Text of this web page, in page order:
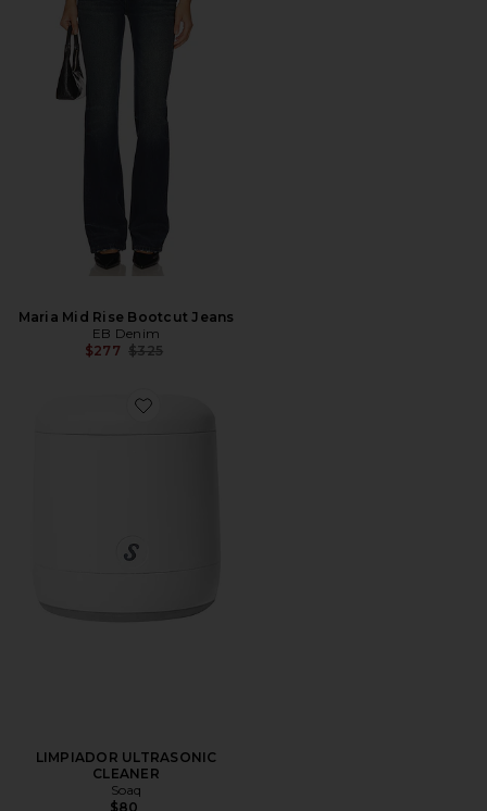
Maria Mid Rise Bootcut Jeans
EB Denim
$277 Precio anterior:
$325
LIMPIADOR ULTRASONIC
CLEANER
Soaq
$80